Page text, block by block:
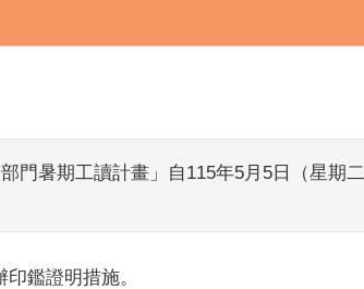
門暑期工讀計畫」自115年5月5日（星
鑑證明措施。